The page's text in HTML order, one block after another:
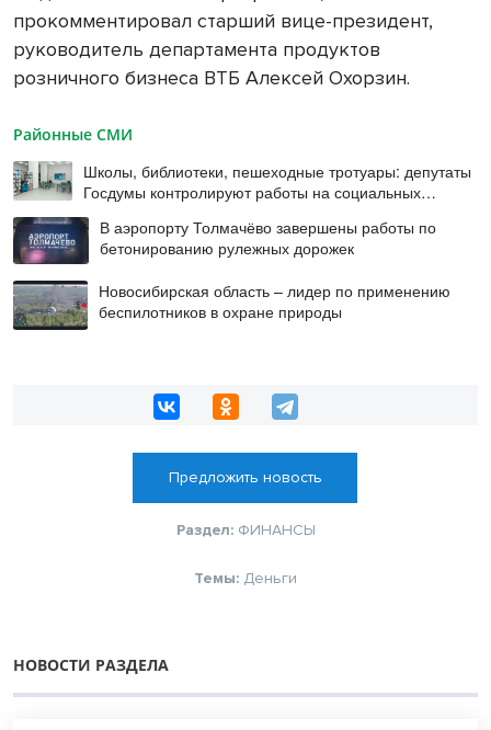
прокомментировал старший вице-президент,
руководитель департамента продуктов
розничного бизнеса ВТБ Алексей Охорзин.
Районные СМИ
Школы, библиотеки, пешеходные тротуары: депутаты
Госдумы контролируют работы на социальных
объектах
В аэропорту Толмачёво завершены работы по
бетонированию рулежных дорожек
Новосибирская область – лидер по применению
беспилотников в охране природы
Предложить новость
Раздел: ФИНАНСЫ
Темы: Деньги
НОВОСТИ РАЗДЕЛА